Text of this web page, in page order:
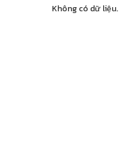
Không có dữ liệu.